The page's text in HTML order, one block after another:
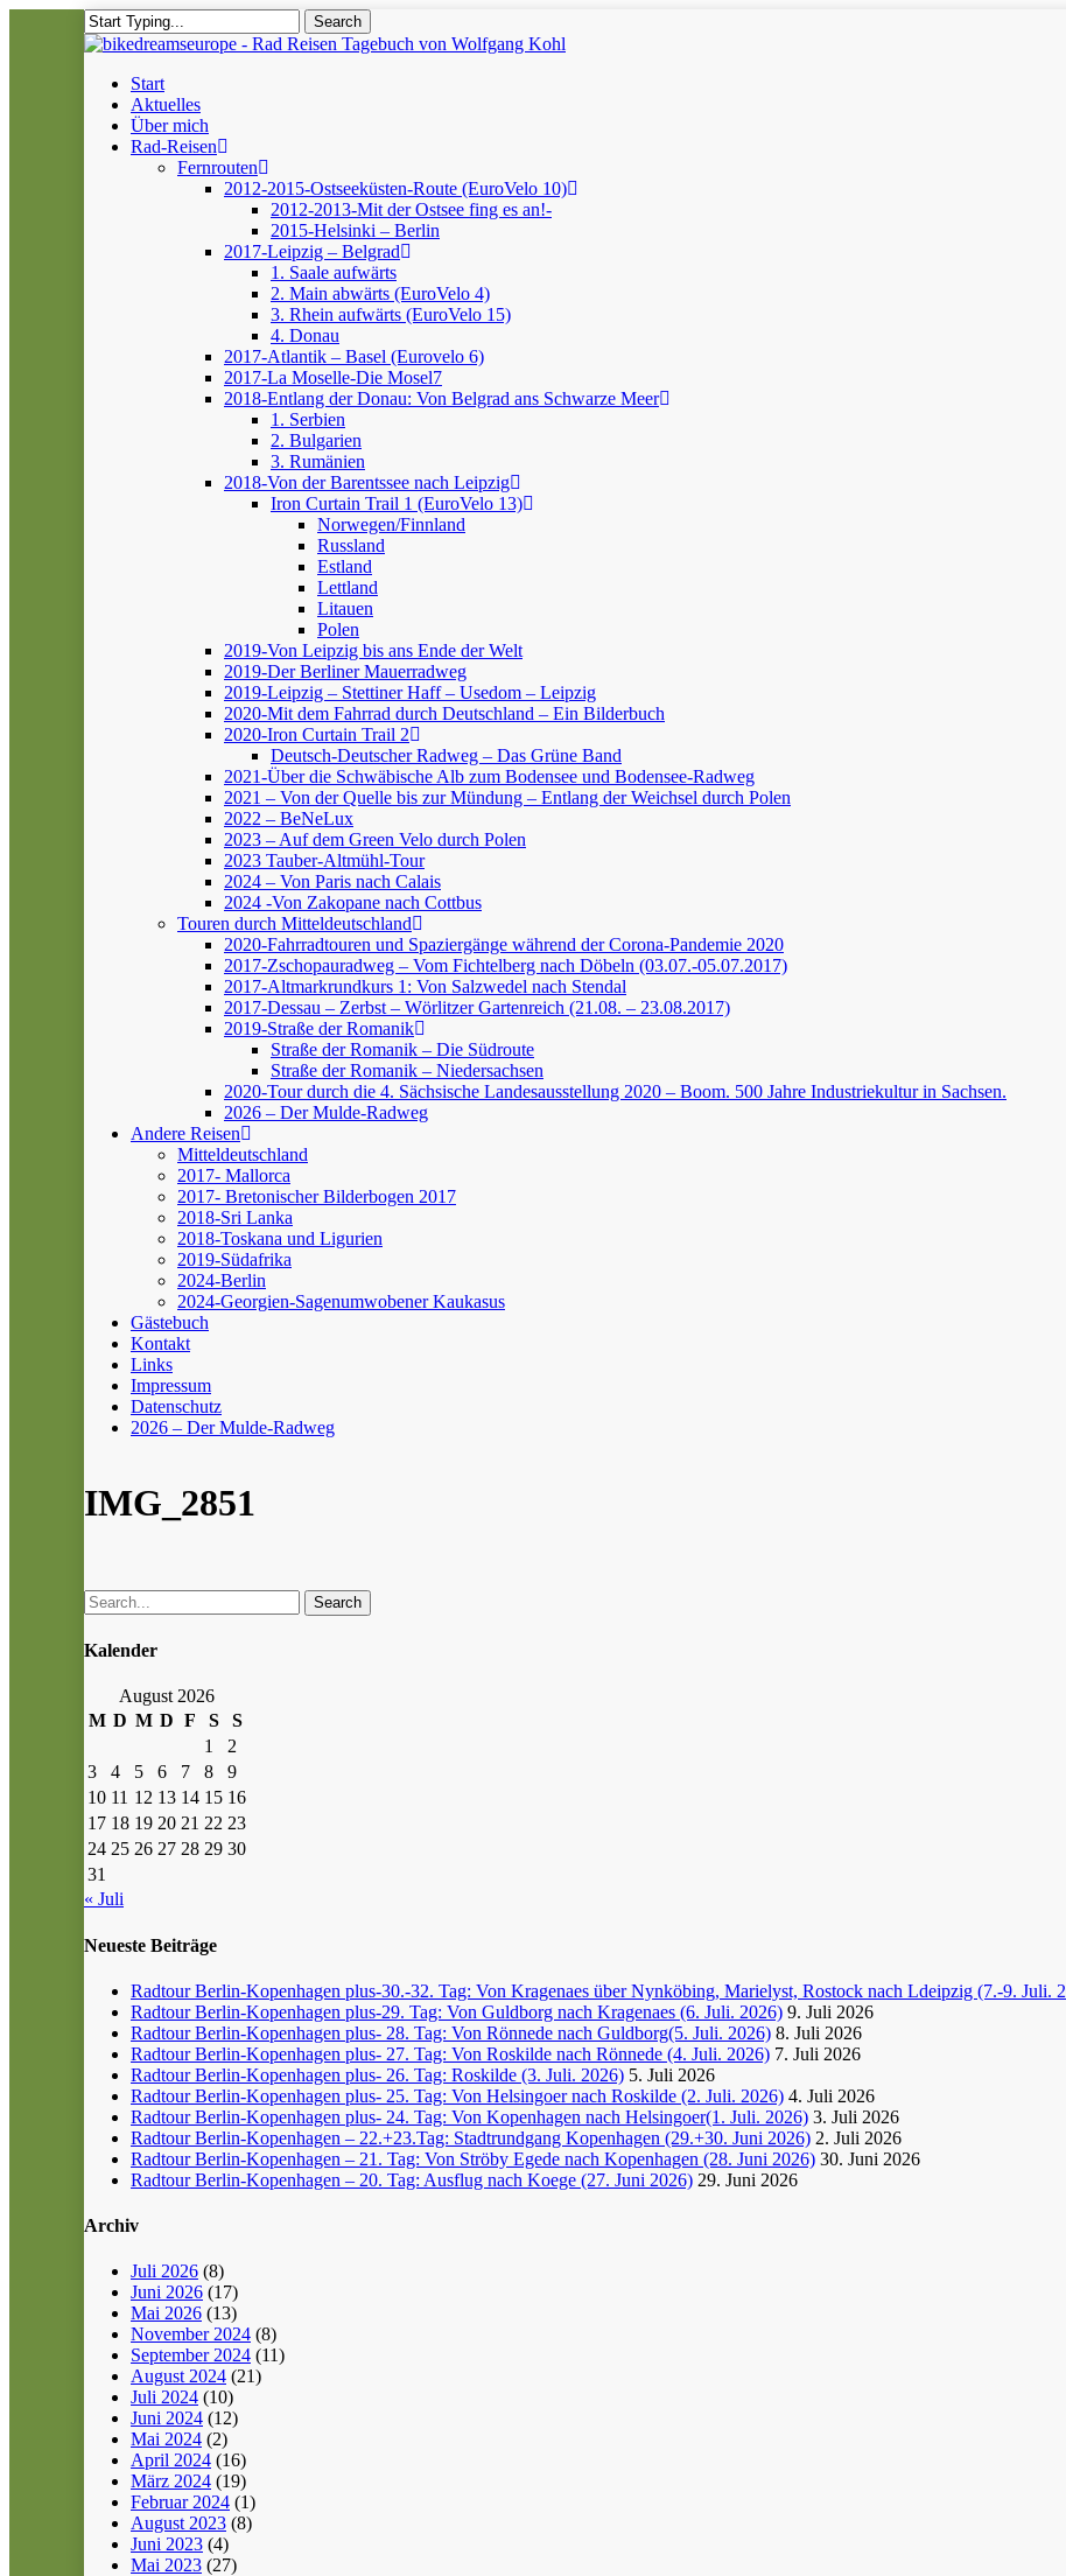
Search
Close
Menu
Start
Aktuelles
Über mich
Rad-Reisen
Fernrouten
2012-2015-Ostseeküsten-Route (EuroVelo 10)
2012-2013-Mit der Ostsee fing es an!-
2015-Helsinki – Berlin
2017-Leipzig – Belgrad
1. Saale aufwärts
2. Main abwärts (EuroVelo 4)
3. Rhein aufwärts (EuroVelo 15)
4. Donau
2017-Atlantik – Basel (Eurovelo 6)
2017-La Moselle-Die Mosel7
2018-Entlang der Donau: Von Belgrad ans Schwarze Meer
1. Serbien
2. Bulgarien
3. Rumänien
2018-Von der Barentssee nach Leipzig
Iron Curtain Trail 1 (EuroVelo 13)
Norwegen/Finnland
Russland
Estland
Lettland
Litauen
Polen
2019-Von Leipzig bis ans Ende der Welt
2019-Der Berliner Mauerradweg
2019-Leipzig – Stettiner Haff – Usedom – Leipzig
2020-Mit dem Fahrrad durch Deutschland – Ein Bilderbuch
2020-Iron Curtain Trail 2
Deutsch-Deutscher Radweg – Das Grüne Band
2021-Über die Schwäbische Alb zum Bodensee und Bodensee-Radweg
2021 – Von der Quelle bis zur Mündung – Entlang der Weichsel durch Polen
2022 – BeNeLux
2023 – Auf dem Green Velo durch Polen
2023 Tauber-Altmühl-Tour
2024 – Von Paris nach Calais
2024 -Von Zakopane nach Cottbus
Touren durch Mitteldeutschland
2020-Fahrradtouren und Spaziergänge während der Corona-Pandemie 2020
2017-Zschopauradweg – Vom Fichtelberg nach Döbeln (03.07.-05.07.2017)
2017-Altmarkrundkurs 1: Von Salzwedel nach Stendal
2017-Dessau – Zerbst – Wörlitzer Gartenreich (21.08. – 23.08.2017)
2019-Straße der Romanik
Straße der Romanik – Die Südroute
Straße der Romanik – Niedersachsen
2020-Tour durch die 4. Sächsische Landesausstellung 2020 – Boom. 500 Jahre Industriekultur in Sachsen.
2026 – Der Mulde-Radweg
Andere Reisen
Mitteldeutschland
2017- Mallorca
2017- Bretonischer Bilderbogen 2017
2018-Sri Lanka
2018-Toskana und Ligurien
2019-Südafrika
2024-Berlin
2024-Georgien-Sagenumwobener Kaukasus
Gästebuch
Kontakt
Links
Impressum
Datenschutz
2026 – Der Mulde-Radweg
IMG_2851
Search
Kalender
August 2026
M D M D F S
S
1
2
3
4 5 6 7 8
9
10 11 12 13 14 15 16
17 18 19 20 21 22 23
24 25 26 27 28 29 30
31
« Juli
Neueste Beiträge
Radtour Berlin-Kopenhagen plus-30.-32. Tag: Von Kragenaes über Nynköbing, Marielyst, Rostock nach Ldeipzig (7.-9. Juli.
Radtour Berlin-Kopenhagen plus-29. Tag: Von Guldborg nach Kragenaes (6. Juli. 2026) 9. Juli 2026
Radtour Berlin-Kopenhagen plus- 28. Tag: Von Rönnede nach Guldborg(5. Juli. 2026) 8. Juli 2026
Radtour Berlin-Kopenhagen plus- 27. Tag: Von Roskilde nach Rönnede (4. Juli. 2026) 7. Juli 2026
Radtour Berlin-Kopenhagen plus- 26. Tag: Roskilde (3. Juli. 2026) 5. Juli 2026
Radtour Berlin-Kopenhagen plus- 25. Tag: Von Helsingoer nach Roskilde (2. Juli. 2026) 4. Juli 2026
Radtour Berlin-Kopenhagen plus- 24. Tag: Von Kopenhagen nach Helsingoer(1. Juli. 2026) 3. Juli 2026
Radtour Berlin-Kopenhagen – 22.+23.Tag: Stadtrundgang Kopenhagen (29.+30. Juni 2026) 2. Juli 2026
Radtour Berlin-Kopenhagen – 21. Tag: Von Ströby Egede nach Kopenhagen (28. Juni 2026) 30. Juni 2026
Radtour Berlin-Kopenhagen – 20. Tag: Ausflug nach Koege (27. Juni 2026) 29. Juni 2026
Archiv
Juli 2026 (8)
Juni 2026 (17)
Mai 2026 (13)
November 2024 (8)
September 2024 (11)
August 2024 (21)
Juli 2024 (10)
Juni 2024 (12)
Mai 2024 (2)
April 2024 (16)
März 2024 (19)
Februar 2024 (1)
August 2023 (8)
Juni 2023 (4)
Mai 2023 (27)